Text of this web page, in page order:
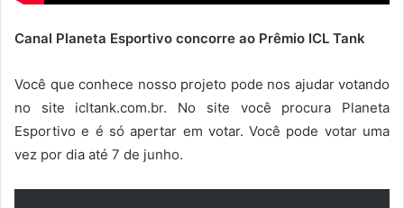
Canal Planeta Esportivo concorre ao Prêmio ICL Tank
Você que conhece nosso projeto pode nos ajudar votando
no site icltank.com.br. No site você procura Planeta
Esportivo e é só apertar em votar. Você pode votar uma
vez por dia até 7 de junho.